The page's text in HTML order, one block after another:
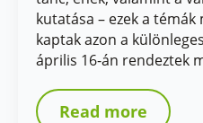
kutatása – ezek a
kaptak azon a
április 16-án rendeztek
Read more